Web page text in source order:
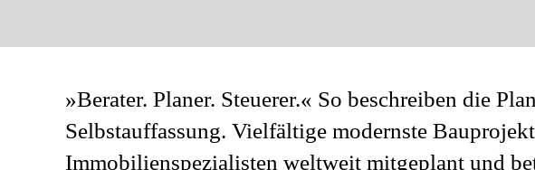
»Berater. Planer. Steuerer.« So beschreiben die
Selbstauffassung. Vielfältige modernste
Immobilienspezialisten weltweit mitgeplant und